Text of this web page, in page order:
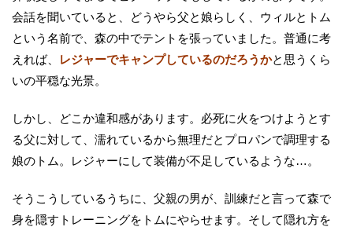
会話を聞いていると、どうやら父と娘らしく、ウィルとトム
という名前で、森の中でテントを張っていました。普通に考
えれば、
レジャーでキャンプしているのだろうかと思うくら
いの平穏な光景。
しかし、どこか違和感があります。必死に火をつけようとす
る父に対して、濡れているから無理だとプロパンで調理する
娘のトム。レジャーにして装備が不足しているような…。
そうこうしているうちに、父親の男が、訓練だと言って森で
身を隠すトレーニングをトムにやらせます。そして隠れ方を